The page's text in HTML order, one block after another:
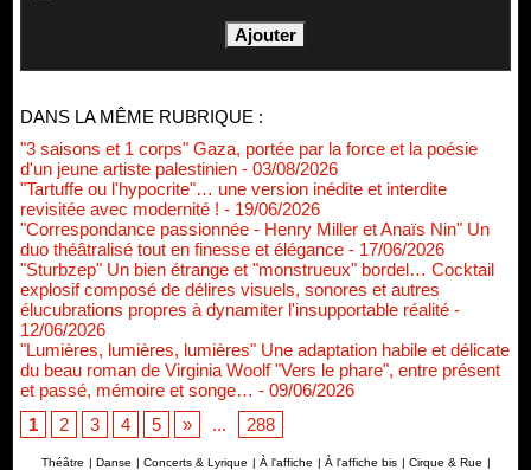
DANS LA MÊME RUBRIQUE :
"3 saisons et 1 corps" Gaza, portée par la force et la poésie
d'un jeune artiste palestinien - 03/08/2026
"Tartuffe ou l'hypocrite"… une version inédite et interdite
revisitée avec modernité ! - 19/06/2026
"Correspondance passionnée - Henry Miller et Anaïs Nin" Un
duo théâtralisé tout en finesse et élégance - 17/06/2026
"Sturbzep" Un bien étrange et "monstrueux" bordel… Cocktail
explosif composé de délires visuels, sonores et autres
élucubrations propres à dynamiter l'insupportable réalité -
12/06/2026
"Lumières, lumières, lumières" Une adaptation habile et délicate
du beau roman de Virginia Woolf "Vers le phare", entre présent
et passé, mémoire et songe… - 09/06/2026
1
2 3 4 5 » ... 288
Théâtre | Danse | Concerts & Lyrique | À l'affiche | À l'affiche bis | Cirque & Rue |